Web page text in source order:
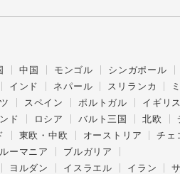
中国 モンゴル シンガポール
インド ネパール スリランカ
スペイン ポルトガル イギリス
ド ロシア バルト三国 北欧
東欧・中欧 オーストリア チェ
ルーマニア
ブルガリア
ヨルダン イスラエル イラン